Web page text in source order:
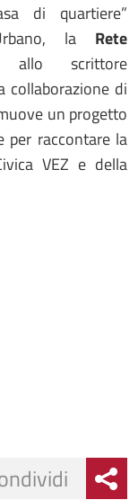
di quartiere”
la Rete
scrittore
collaborazione di
un progetto
per raccontare la
VEZ e della